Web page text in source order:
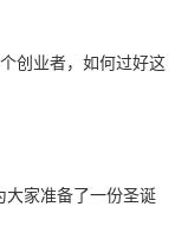
创业者，如何过好这
大家准备了一份圣诞